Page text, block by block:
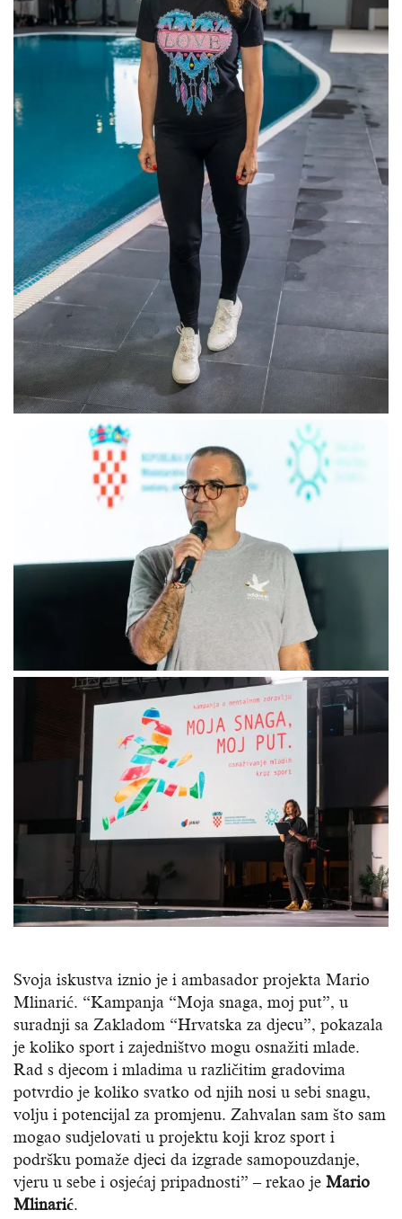
Svoja iskustva iznio je i ambasador projekta Mario
Mlinarić. “Kampanja “Moja snaga, moj put”, u
suradnji sa Zakladom “Hrvatska za djecu”, pokazala
je koliko sport i zajedništvo mogu osnažiti mlade.
Rad s djecom i mladima u različitim gradovima
potvrdio je koliko svatko od njih nosi u sebi snagu,
volju i potencijal za promjenu. Zahvalan sam što sam
mogao sudjelovati u projektu koji kroz sport i
podršku pomaže djeci da izgrade samopouzdanje,
vjeru u sebe i osjećaj pripadnosti” – rekao je Mario
Mlinarić.